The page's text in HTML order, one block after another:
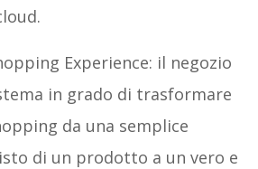
Experience: il negozio
in grado di trasformare
da una semplice
di un prodotto a un vero e